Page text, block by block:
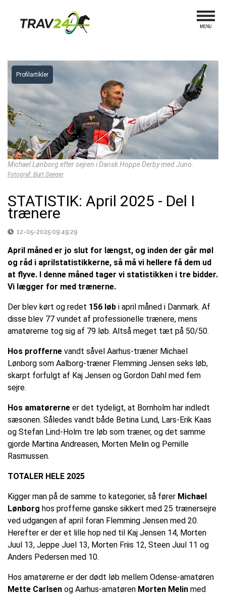
Profilartikler
Michael Lønborg efter sejren i Dansk Hoppe Derby med Juno.
Fotograf: Burt Seeger
STATISTIK: April 2025 - Del I
trænere
12-05-2025 09:49:29
April måned er jo slut for længst, og inden der går møl
og råd i aprilstatistikkerne, så må vi hellere få dem ud
at flyve. I denne måned tager vi statistikken i tre bidder.
Vi lægger for med trænerne.
Der blev kørt og redet 156 løb i april måned i Danmark. Af
disse blev 77 vundet af professionelle trænere, mens
amatørerne tog sig af 79 løb. Altså meget tæt på 50/50.
Hos profferne vandt såvel Aarhus-træner Michael
Lønborg som Aalborg-træner Flemming Jensen seks løb,
skarpt forfulgt af Kaj Jensen og Gordon Dahl med fem
sejre.
Hos amatørerne er det tydeligt, at Bornholm har indledt
sæsonen. Således vandt både Betina Lund, Lars-Erik Kaas
og Stefan Lind-Holm tre løb som træner, og det samme
gjorde Martina Andreasen, Morten Melin og Pernille
Rasmussen.
TOTALER HELE 2025
Kigger man på de samme to kategorier, så fører Michael
Lønborg hos profferne ganske sikkert med 25 trænersejre
ved udgangen af april foran Flemming Jensen med 20.
Herefter er der et lille hop ned til Kaj Jensen 14, Morten
Juul 13, Jeppe Juel 13, Morten Friis 12, Steen Juul 11 og
Anders Pedersen med 10.
Hos amatørerne er der dødt løb mellem Odense-amatøren
Mette Carlsen og Aarhus-amatøren Morten Melin med